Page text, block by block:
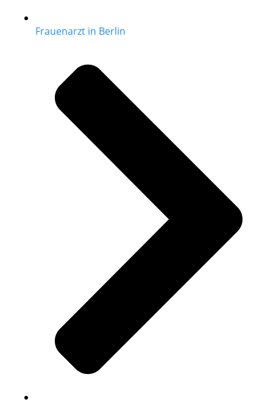
Frauenarzt in Berlin